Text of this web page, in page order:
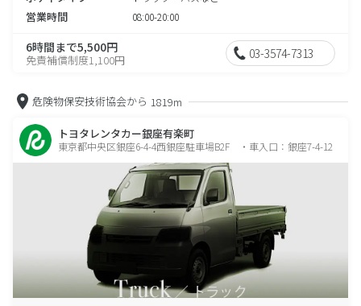
営業時間 08:00-20:00
6時間まで5,500円
免責補償制度1,100円 03-3574-7313
危険物保安技術協会から 1819m
トヨタレンタカー銀座有楽町
東京都中央区銀座6-4-4西銀座駐車場B2F ・車入口：銀座7-4-12